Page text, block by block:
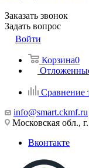
Заказать звонок
Задать вопрос
Войти
Корзина0
Сравнение
info@smart.ckmf.ru
Московская обл.,
Вконтакте